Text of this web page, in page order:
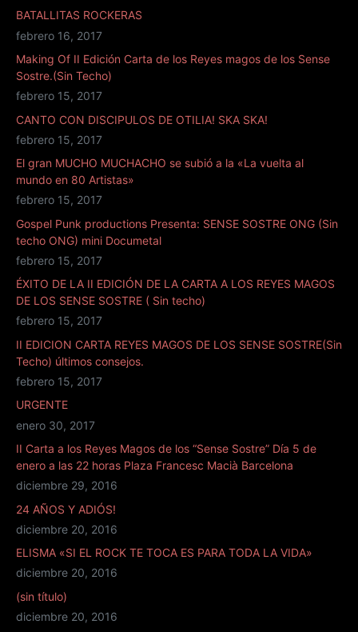
BATALLITAS ROCKERAS
febrero 16, 2017
Making Of II Edición Carta de los Reyes magos de los Sense
Sostre.(Sin Techo)
febrero 15, 2017
CANTO CON DISCIPULOS DE OTILIA! SKA SKA!
febrero 15, 2017
El gran MUCHO MUCHACHO se subió a la «La vuelta al
mundo en 80 Artistas»
febrero 15, 2017
Gospel Punk productions Presenta: SENSE SOSTRE ONG (Sin
techo ONG) mini Documetal
febrero 15, 2017
ÉXITO DE LA II EDICIÓN DE LA CARTA A LOS REYES MAGOS
DE LOS SENSE SOSTRE ( Sin techo)
febrero 15, 2017
II EDICION CARTA REYES MAGOS DE LOS SENSE SOSTRE(Sin
Techo) últimos consejos.
febrero 15, 2017
URGENTE
enero 30, 2017
II Carta a los Reyes Magos de los “Sense Sostre” Día 5 de
enero a las 22 horas Plaza Francesc Macià Barcelona
diciembre 29, 2016
24 AÑOS Y ADIÓS!
diciembre 20, 2016
ELISMA «SI EL ROCK TE TOCA ES PARA TODA LA VIDA»
diciembre 20, 2016
(sin título)
diciembre 20, 2016